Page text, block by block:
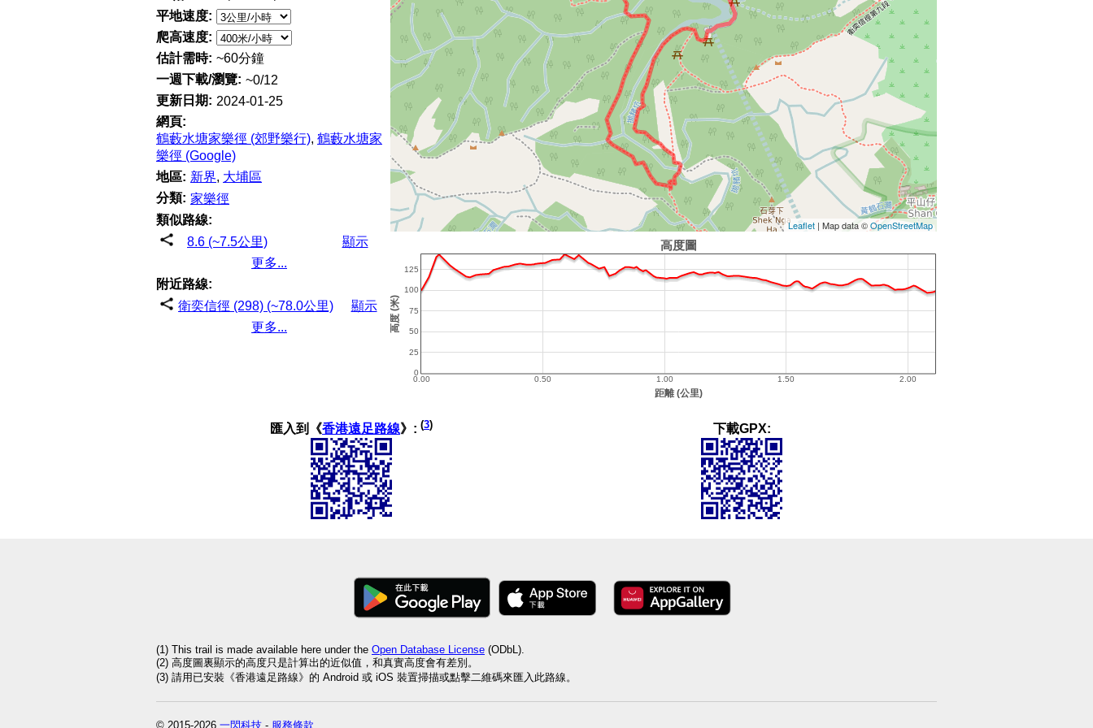
平地速度:
爬高速度:
估計需時: ~60分鐘
一週下載/瀏覽: ~0/12
更新日期: 2024-01-25
網頁:
鶴藪水塘家樂徑 (郊野樂行), 鶴藪水塘家
樂徑 (Google)
地區: 新界, 大埔區
分類: 家樂徑
類似路線:
8.6 (~7.5公里)
顯示
更多...
附近路線:
衛奕信徑 (298) (~78.0公里)
顯示
更多...
Leaflet | Map data ©OpenStreetMap
匯入到《香港遠足路線》: (3) 下載GPX:
(1) This trail is made available here under the Open Database License (ODbL).
(2) 高度圖裏顯示的高度只是計算出的近似值，和真實高度會有差別。
(3) 請用已安裝《香港遠足路線》的 Android 或 iOS 裝置掃描或點擊二維碼來匯入此路線。
© 2015-2026 一閃科技 - 服務條款